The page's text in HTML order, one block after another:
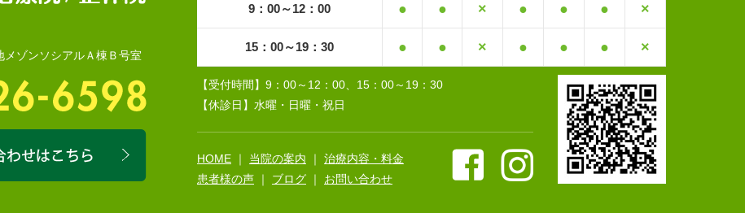
ゾンソシアルＡ棟Ｂ号室
9：00～12：00 ● ● × ● ● ● ×
15：00～19：30 ● ● × ● ● ● ×
【受付時間】9：00～12：00、15：00～19：30
【休診日】水曜・日曜・祝日
HOME ｜ 当院の案内 ｜ 治療内容・料金
患者様の声 ｜ ブログ ｜ お問い合わせ